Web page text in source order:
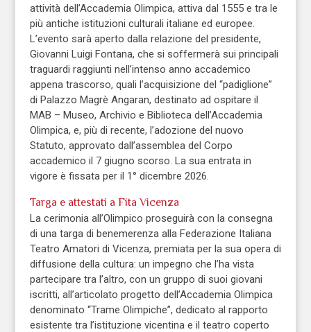
attività dell’Accademia Olimpica, attiva dal 1555 e tra le
più antiche istituzioni culturali italiane ed europee.
L’evento sarà aperto dalla relazione del presidente,
Giovanni Luigi Fontana, che si soffermerà sui principali
traguardi raggiunti nell’intenso anno accademico
appena trascorso, quali l’acquisizione del “padiglione”
di Palazzo Magrè Angaran, destinato ad ospitare il
MAB – Museo, Archivio e Biblioteca dell’Accademia
Olimpica, e, più di recente, l’adozione del nuovo
Statuto, approvato dall’assemblea del Corpo
accademico il 7 giugno scorso. La sua entrata in
vigore è fissata per il 1° dicembre 2026.
Targa e attestati a Fita Vicenza
La cerimonia all’Olimpico proseguirà con la consegna
di una targa di benemerenza alla Federazione Italiana
Teatro Amatori di Vicenza, premiata per la sua opera di
diffusione della cultura: un impegno che l’ha vista
partecipare tra l’altro, con un gruppo di suoi giovani
iscritti, all’articolato progetto dell’Accademia Olimpica
denominato “Trame Olimpiche”, dedicato al rapporto
esistente tra l’istituzione vicentina e il teatro coperto